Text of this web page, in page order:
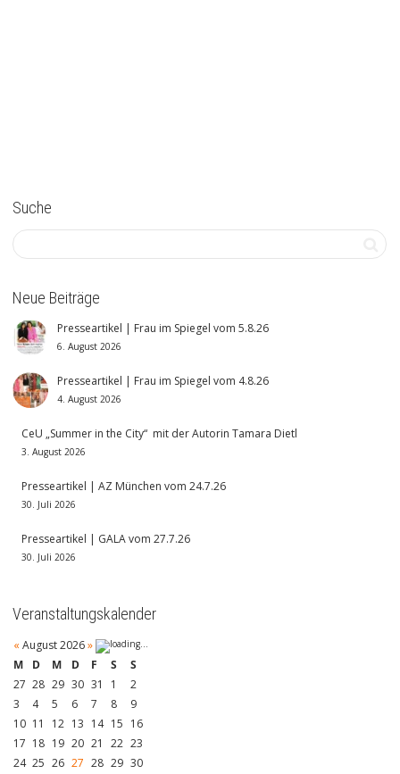
Suche
Neue Beiträge
Presseartikel | Frau im Spiegel vom 5.8.26
6. August 2026
Presseartikel | Frau im Spiegel vom 4.8.26
4. August 2026
CeU „Summer in the City“ mit der Autorin Tamara Dietl
3. August 2026
Presseartikel | AZ München vom 24.7.26
30. Juli 2026
Presseartikel | GALA vom 27.7.26
30. Juli 2026
Veranstaltungskalender
« August 2026»
M
D M D F S
S
27 28 29 30 31 1
2
3
4 5 6 7 8
9
10 11 12 13 14 15 16
17 18 19 20 21 22 23
24 25 26 27 28 29 30